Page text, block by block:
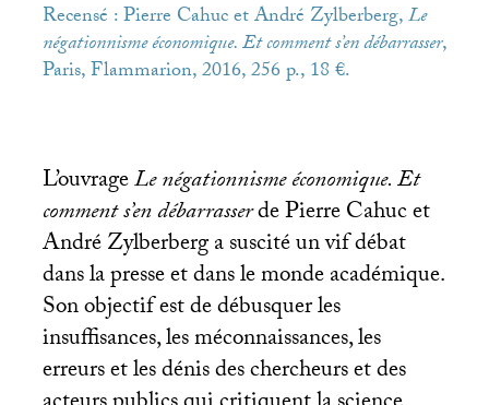
Recensé : Pierre Cahuc et André Zylberberg,Le
négationnisme économique. Et comment s’en débarrasser,
Paris, Flammarion, 2016, 256 p., 18 €.
L’ouvrageLe négationnisme économique. Et
comment s’en débarrasserde Pierre Cahuc et
André Zylberberg a suscité un vif débat
dans la presse et dans le monde académique.
Son objectif est de débusquer les
insuffisances, les méconnaissances, les
erreurs et les dénis des chercheurs et des